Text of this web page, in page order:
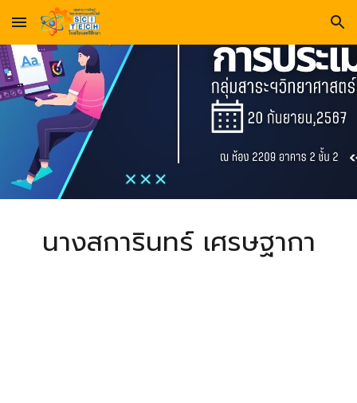
Skip to main content Skip to navigation
นางสการินทร์ เศรษฐากา